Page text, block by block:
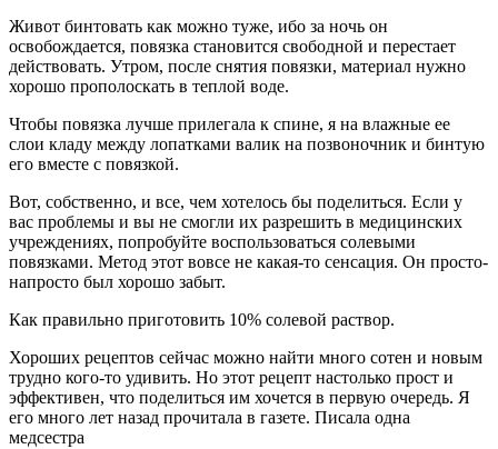
Живот бинтовать как можно туже, ибо за ночь он
освобождается, повязка становится свободной и перестает
действовать. Утром, после снятия повязки, материал нужно
хорошо прополоскать в теплой воде.
Чтобы повязка лучше прилегала к спине, я на влажные ее
слои кладу между лопатками валик на позвоночник и бинтую
его вместе с повязкой.
Вот, собственно, и все, чем хотелось бы поделиться. Если у
вас проблемы и вы не смогли их разрешить в медицинских
учреждениях, попробуйте воспользоваться солевыми
повязками. Метод этот вовсе не какая-то сенсация. Он просто-
напросто был хорошо забыт.
Как правильно приготовить 10% солевой раствор.
Хороших рецептов сейчас можно найти много сотен и новым
трудно кого-то удивить. Но этот рецепт настолько прост и
эффективен, что поделиться им хочется в первую очередь. Я
его много лет назад прочитала в газете. Писала одна
медсестра